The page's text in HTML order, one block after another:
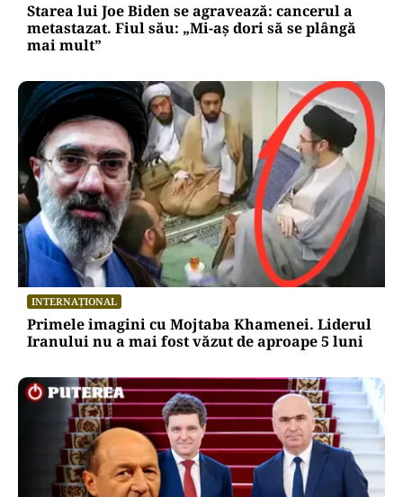
Starea lui Joe Biden se agravează: cancerul a
metastazat. Fiul său: „Mi-aș dori să se plângă
mai mult”
INTERNAȚIONAL
Primele imagini cu Mojtaba Khamenei. Liderul
Iranului nu a mai fost văzut de aproape 5 luni